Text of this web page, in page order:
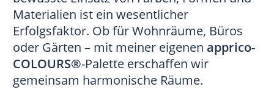
Materialien ist ein wesentlicher
Erfolgsfaktor. Ob für Wohnräume, Büros
oder Gärten – mit meiner eigenen apprico-
COLOURS®-Palette erschaffen wir
gemeinsam harmonische Räume.